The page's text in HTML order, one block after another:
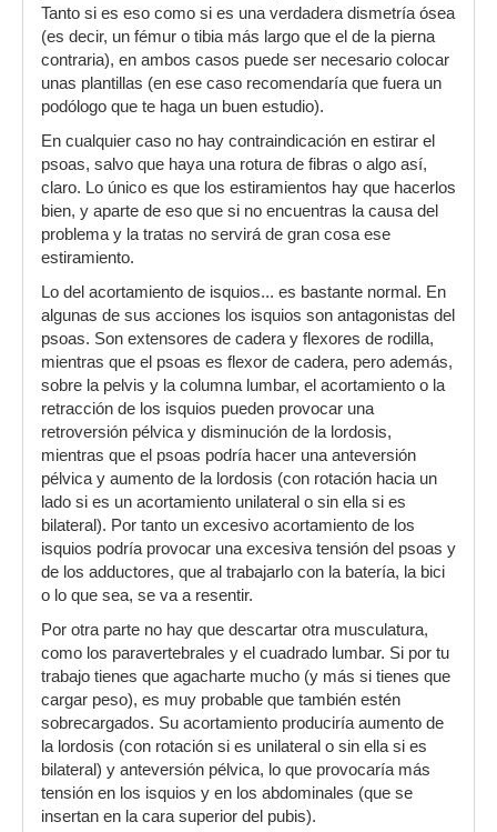
Tanto si es eso como si es una verdadera dismetría ósea
(es decir, un fémur o tibia más largo que el de la pierna
contraria), en ambos casos puede ser necesario colocar
unas plantillas (en ese caso recomendaría que fuera un
podólogo que te haga un buen estudio).
En cualquier caso no hay contraindicación en estirar el
psoas, salvo que haya una rotura de fibras o algo así,
claro. Lo único es que los estiramientos hay que hacerlos
bien, y aparte de eso que si no encuentras la causa del
problema y la tratas no servirá de gran cosa ese
estiramiento.
Lo del acortamiento de isquios... es bastante normal. En
algunas de sus acciones los isquios son antagonistas del
psoas. Son extensores de cadera y flexores de rodilla,
mientras que el psoas es flexor de cadera, pero además,
sobre la pelvis y la columna lumbar, el acortamiento o la
retracción de los isquios pueden provocar una
retroversión pélvica y disminución de la lordosis,
mientras que el psoas podría hacer una anteversión
pélvica y aumento de la lordosis (con rotación hacia un
lado si es un acortamiento unilateral o sin ella si es
bilateral). Por tanto un excesivo acortamiento de los
isquios podría provocar una excesiva tensión del psoas y
de los adductores, que al trabajarlo con la batería, la bici
o lo que sea, se va a resentir.
Por otra parte no hay que descartar otra musculatura,
como los paravertebrales y el cuadrado lumbar. Si por tu
trabajo tienes que agacharte mucho (y más si tienes que
cargar peso), es muy probable que también estén
sobrecargados. Su acortamiento produciría aumento de
la lordosis (con rotación si es unilateral o sin ella si es
bilateral) y anteversión pélvica, lo que provocaría más
tensión en los isquios y en los abdominales (que se
insertan en la cara superior del pubis).